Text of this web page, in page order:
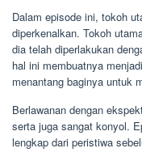
Dalam episode ini, tokoh
diperkenalkan. Tokoh
dia telah diperlakukan
hal ini membuatnya
menantang baginya untuk
Berlawanan dengan
serta juga sangat konyol.
lengkap dari peristiwa